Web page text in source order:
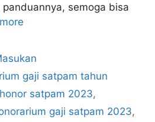
semoga bisa
gaji satpam tahun
honor satpam 2023,
gaji satpam 2023,